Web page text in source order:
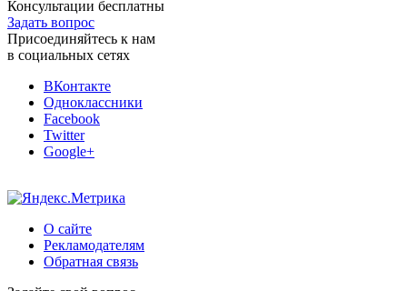
Консультации бесплатны
Задать вопрос
Присоединяйтесь к нам
в социальных сетях
ВКонтакте
Одноклассники
Facebook
Twitter
Google+
О сайте
Рекламодателям
Обратная связь